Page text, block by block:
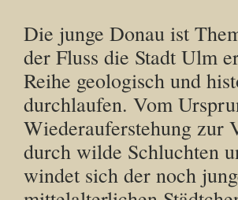
Die junge Donau ist
der Fluss die Stadt Ulm
Reihe geologisch und
durchlaufen. Vom
Wiederauferstehung zur
durch wilde Schluchten
windet sich der noch